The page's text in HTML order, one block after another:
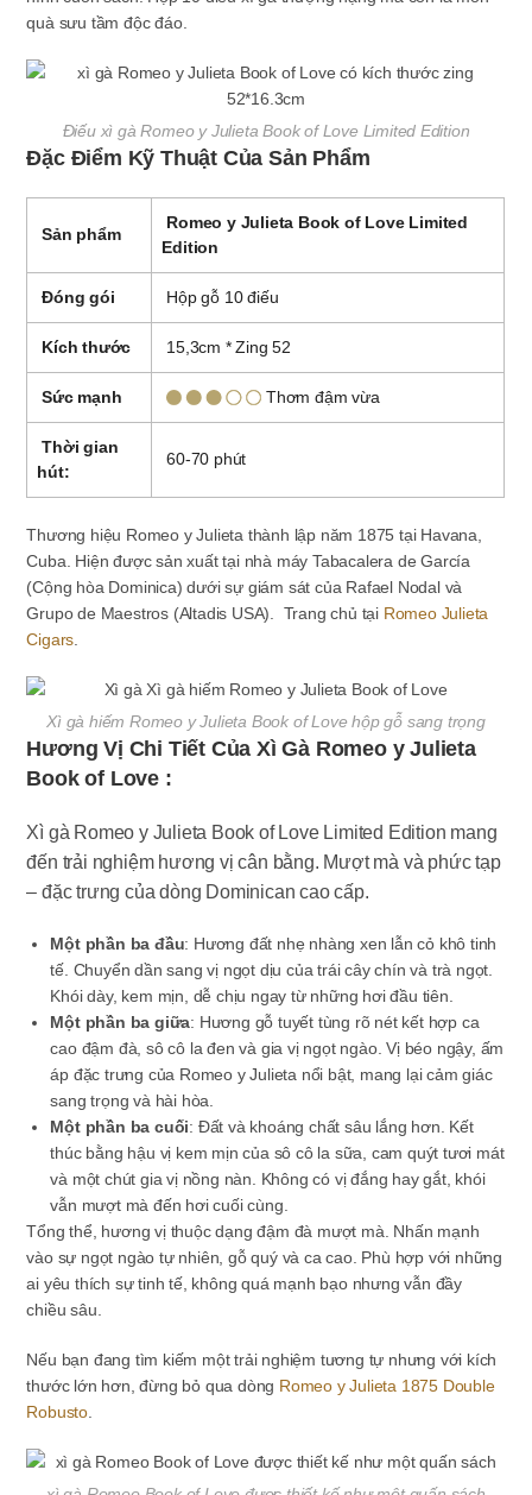
quà sưu tầm độc đáo.
Điếu xì gà Romeo y Julieta Book of Love Limited Edition
Đặc Điểm Kỹ Thuật Của Sản Phẩm
Sản phẩm
Romeo y Julieta Book of Love Limited
Edition
Đóng gói Hộp gỗ 10 điếu
Kích thước 15,3cm * Zing 52
Sức mạnh Thơm đậm vừa
Thời gian
hút:
60-70 phút
Thương hiệu Romeo y Julieta thành lập năm 1875 tại Havana,
Cuba. Hiện được sản xuất tại nhà máy Tabacalera de García
(Cộng hòa Dominica) dưới sự giám sát của Rafael Nodal và
Grupo de Maestros (Altadis USA). Trang chủ tại Romeo Julieta
Cigars
Xì gà hiếm Romeo y Julieta Book of Love hộp gỗ sang trọng
Hương Vị Chi Tiết Của Xì Gà Romeo y Julieta
Book of Love :
Xì gà Romeo y Julieta Book of Love Limited Edition mang
đến trải nghiệm hương vị cân bằng. Mượt mà và phức tạp
– đặc trưng của dòng Dominican cao cấp.
Một phần ba đầu: Hương đất nhẹ nhàng xen lẫn cỏ khô tinh
tế. Chuyển dần sang vị ngọt dịu của trái cây chín và trà ngọt.
Khói dày, kem mịn, dễ chịu ngay từ những hơi đầu tiên.
Một phần ba giữa: Hương gỗ tuyết tùng rõ nét kết hợp ca
cao đậm đà, sô cô la đen và gia vị ngọt ngào. Vị béo ngậy, ấm
áp đặc trưng của Romeo y Julieta nổi bật, mang lại cảm giác
sang trọng và hài hòa.
Một phần ba cuối: Đất và khoáng chất sâu lắng hơn. Kết
thúc bằng hậu vị kem mịn của sô cô la sữa, cam quýt tươi mát
và một chút gia vị nồng nàn. Không có vị đắng hay gắt, khói
vẫn mượt mà đến hơi cuối cùng.
Tổng thể, hương vị thuộc dạng đậm đà mượt mà. Nhấn mạnh
vào sự ngọt ngào tự nhiên, gỗ quý và ca cao. Phù hợp với những
ai yêu thích sự tinh tế, không quá mạnh bạo nhưng vẫn đầy
chiều sâu.
Nếu bạn đang tìm kiếm một trải nghiệm tương tự nhưng với kích
thước lớn hơn, đừng bỏ qua dòng Romeo y Julieta 1875 Double
Robusto